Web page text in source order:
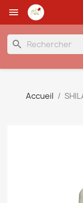

search
Accueil